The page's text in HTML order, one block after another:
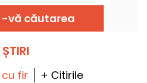
adresă, grație terasei
adevăratul sens al
capitala.
-vă căutarea
ȘTIRI
fir + Citirile